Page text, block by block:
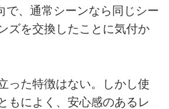
で、通常シーンなら同じシー
ズを交換したことに気付か
った特徴はない。しかし使
もによく、安心感のあるレ